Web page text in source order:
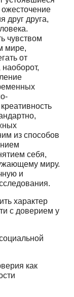
друг друга,
чувством
мире,
от
из способов
себя,
миру.
и
характер
с доверием у
как